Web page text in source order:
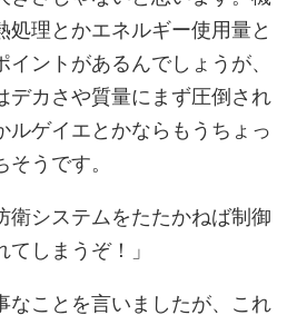
処理とかエネルギー使用量と
ントがあるんでしょうが、
デカさや質量にまず圧倒され
ルゲイエとかならもうちょっ
うです。
衛システムをたたかねば制御
しまうぞ！」
なことを言いましたが、これ